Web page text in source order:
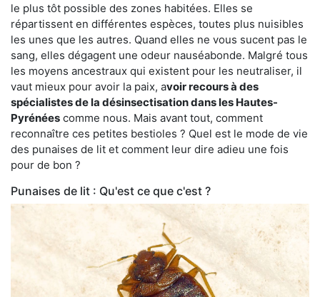
le plus tôt possible des zones habitées. Elles se
répartissent en différentes espèces, toutes plus nuisibles
les unes que les autres. Quand elles ne vous sucent pas le
sang, elles dégagent une odeur nauséabonde. Malgré tous
les moyens ancestraux qui existent pour les neutraliser, il
vaut mieux pour avoir la paix, avoir recours à des
spécialistes de la désinsectisation dans les Hautes-
Pyrénées comme nous. Mais avant tout, comment
reconnaître ces petites bestioles ? Quel est le mode de vie
des punaises de lit et comment leur dire adieu une fois
pour de bon ?
Punaises de lit : Qu'est ce que c'est ?